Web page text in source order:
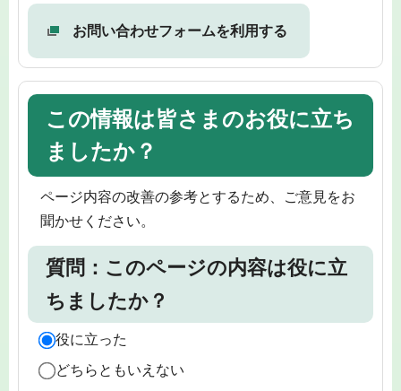
お問い合わせフォームを利用する
この情報は皆さまのお役に立ち
ましたか？
ページ内容の改善の参考とするため、ご意見をお
聞かせください。
質問：このページの内容は役に立
ちましたか？
役に立った
どちらともいえない